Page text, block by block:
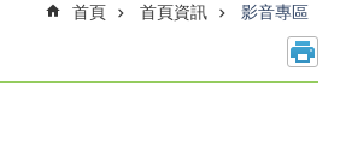
首頁 首頁資訊 影音專區